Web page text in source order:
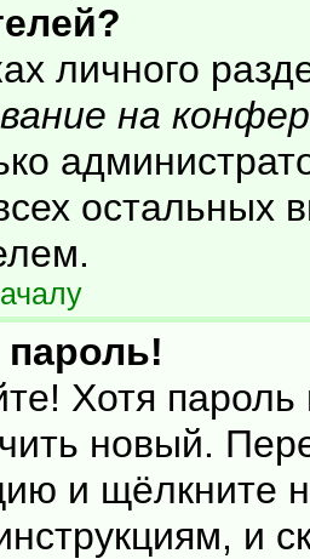
личного
на
остальных
Хотя
новый.
и щёлкните
и